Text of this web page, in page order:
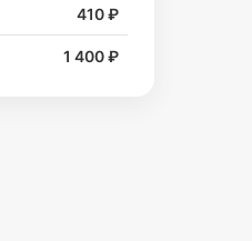
410 ₽
1 400 ₽